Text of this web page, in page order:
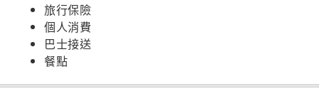
旅行保險
個人消費
巴士接送
餐點